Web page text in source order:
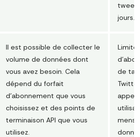
jours.
Il est possible de collecter le
volume de données dont
vous avez besoin. Cela
dépend du forfait
d'abonnement que vous
choisissez et des points de
terminaison API que vous
utilisez.
Limité
de